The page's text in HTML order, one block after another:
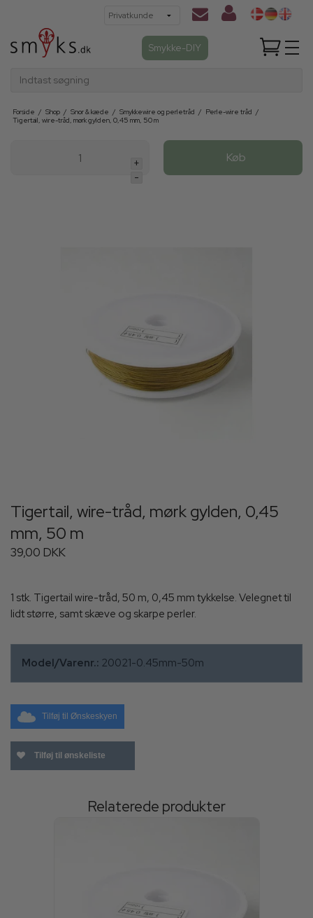
Smykke-DIY
Indtast søgning
Forside / Shop / Snor & kæde / Smykkewire og perletråd / Perle-wire tråd /
Tigertail, wire-tråd, mørk gylden, 0,45 mm, 50 m
+
-
Køb
Tigertail, wire-tråd, mørk gylden, 0,45
mm, 50 m
39,00 DKK
1 stk. Tigertail wire-tråd, 50 m, 0,45 mm tykkelse. Velegnet til
lidt større, samt skæve og skarpe perler.
Model/Varenr.: 20021-0.45mm-50m
Tilføj til Ønskeskyen
Tilføj til ønskeliste
Relaterede produkter